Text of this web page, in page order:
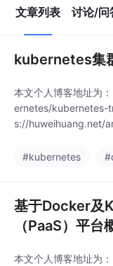
文章列表 讨论/问
kubernetes集
本文个人博客地址为
ernetes/kubernetes-
s://huweihuang.net/
#kubernetes
基于Docker及
（PaaS）平台
本文个人博客地址为